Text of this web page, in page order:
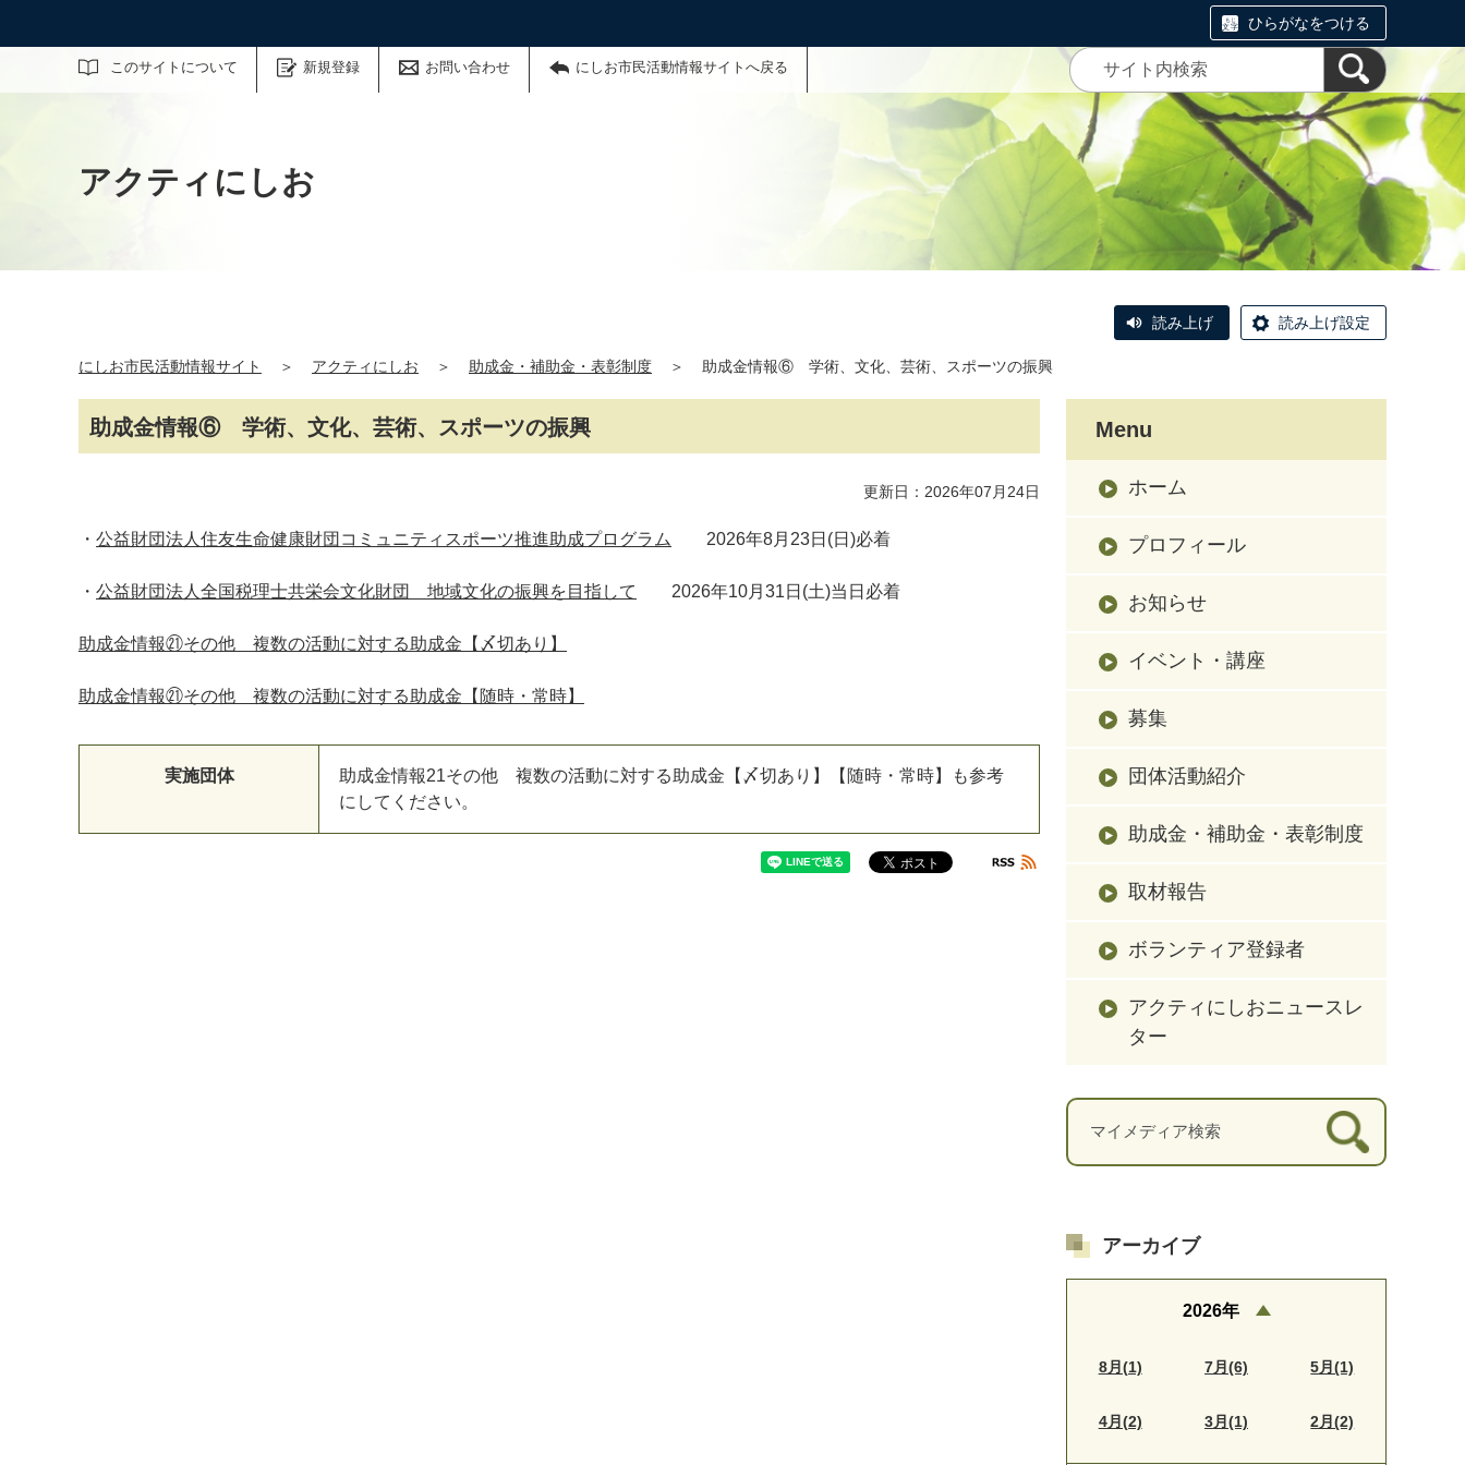
ひらがなをつける
このサイトについて 新規登録 お問い合わせ にしお市民活動情報サイトへ戻る
サイト内検索
アクティにしお
読み上げ 読み上げ設定
にしお市民活動情報サイト ＞ アクティにしお ＞ 助成金・補助金・表彰制度 ＞ 助成金情報⑥ 学術、文化、芸術、スポーツの振興
助成金情報⑥ 学術、文化、芸術、スポーツの振興
更新日：2026年07月24日
・ 公益財団法人住友生命健康財団コミュニティスポーツ推進助成プログラム 2026年8月23日(日)必着
・ 公益財団法人全国税理士共栄会文化財団 地域文化の振興を目指して 2026年10月31日(土)当日必着
助成金情報㉑その他 複数の活動に対する助成金【〆切あり】
助成金情報㉑その他 複数の活動に対する助成金【随時・常時】
実施団体
助成金情報21その他 複数の活動に対する助成金【〆切あり】【随時・常時】も参考
にしてください。
Menu
ホーム
プロフィール
お知らせ
イベント・講座
募集
団体活動紹介
助成金・補助金・表彰制度
取材報告
ボランティア登録者
アクティにしおニュースレ
ター
アーカイブ
2026年
8月(1) 7月(6) 5月(1)
4月(2) 3月(1) 2月(2)